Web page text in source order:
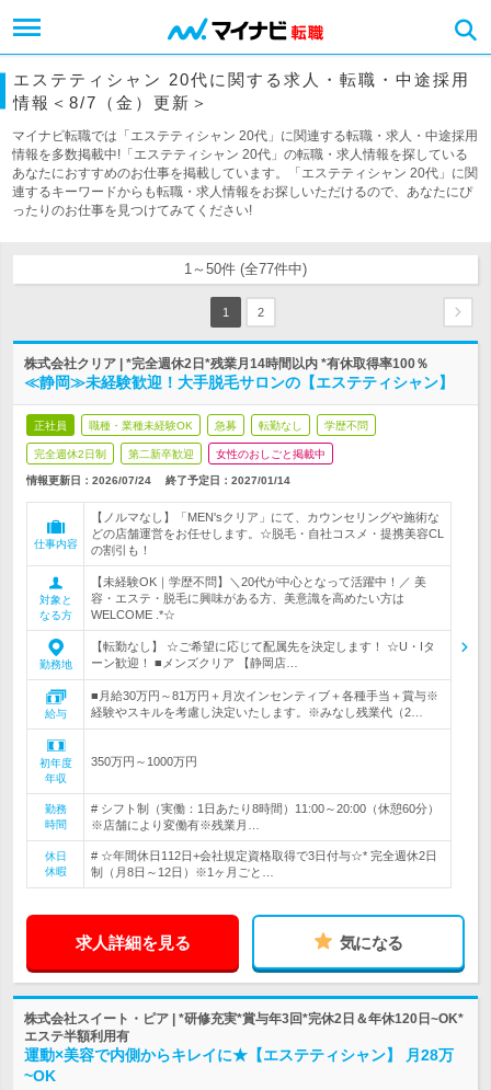
エステティシャン 20代に関する求人・転職・中途採用
情報＜8/7（金）更新＞
マイナビ転職では「エステティシャン 20代」に関連する転職・求人・中途採用
情報を多数掲載中!「エステティシャン 20代」の転職・求人情報を探している
あなたにおすすめのお仕事を掲載しています。「エステティシャン 20代」に関
連するキーワードからも転職・求人情報をお探しいただけるので、あなたにぴ
ったりのお仕事を見つけてみてください!
1～50件 (全77件中)
1 2
株式会社クリア | *完全週休2日*残業月14時間以内 *有休取得率100％
≪静岡≫未経験歓迎！大手脱毛サロンの【エステティシャン】
正社員 職種・業種未経験OK 急募 転勤なし 学歴不問
完全週休2日制 第二新卒歓迎 女性のおしごと掲載中
情報更新日：2026/07/24 終了予定日： 2027/01/14
仕事内容
【ノルマなし】「MEN'sクリア」にて、カウンセリングや施術な
どの店舗運営をお任せします。☆脱毛・自社コスメ・提携美容CL
の割引も！
対象と
なる方
【未経験OK｜学歴不問】＼20代が中心となって活躍中！／ 美
容・エステ・脱毛に興味がある方、美意識を高めたい方は
WELCOME .*☆
勤務地
【転勤なし】 ☆ご希望に応じて配属先を決定します！ ☆U・Iタ
ーン歓迎！ ■メンズクリア 【静岡店…
給与
■月給30万円～81万円＋月次インセンティブ＋各種手当＋賞与※
経験やスキルを考慮し決定いたします。※みなし残業代（2…
初年度
年収
350万円～1000万円
勤務
時間
# シフト制（実働：1日あたり8時間）11:00～20:00（休憩60分）
※店舗により変働有※残業月…
休日
休暇
# ☆年間休日112日+会社規定資格取得で3日付与☆* 完全週休2日
制（月8日～12日）※1ヶ月ごと…
求人詳細を見る 気になる
株式会社スイート・ピア | *研修充実*賞与年3回*完休2日＆年休120日~OK*
エステ半額利用有
運動×美容で内側からキレイに★【エステティシャン】 月28万
~OK